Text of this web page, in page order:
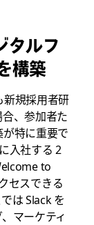
タルフ
構築
新規採用者研
、参加者た
特に重要で
入社する 2
to
セスできる
は Slack を
マーケティ